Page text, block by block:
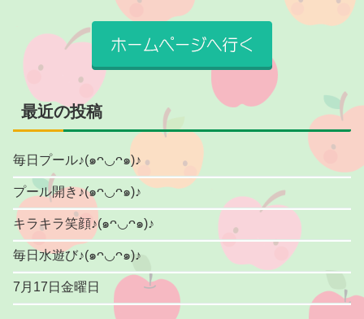
最近の投稿
毎日プール♪(๑ᴖ◡ᴖ๑)♪
プール開き♪(๑ᴖ◡ᴖ๑)♪
キラキラ笑顔♪(๑ᴖ◡ᴖ๑)♪
毎日水遊び♪(๑ᴖ◡ᴖ๑)♪
7月17日金曜日